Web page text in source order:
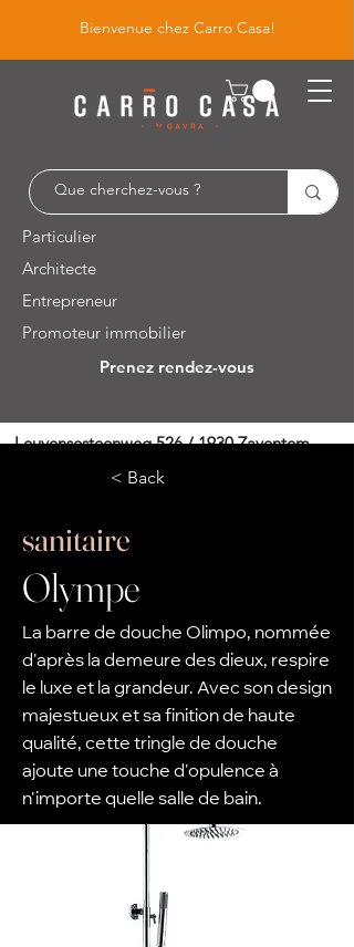
Bienvenue chez Carro Casa!
Particulier
Architecte
Entrepreneur
Promoteur immobilier
Prenez rendez-vous
Leuvensesteenweg 526 / 1930 Zaventem
< Back
sanitaire
Olympe
La barre de douche Olimpo, nommée
d'après la demeure des dieux, respire
le luxe et la grandeur. Avec son design
majestueux et sa finition de haute
qualité, cette tringle de douche
ajoute une touche d'opulence à
n'importe quelle salle de bain.